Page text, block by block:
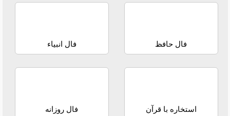
فال حافظ فال انبیاء
استخاره با قرآن فال روزانه